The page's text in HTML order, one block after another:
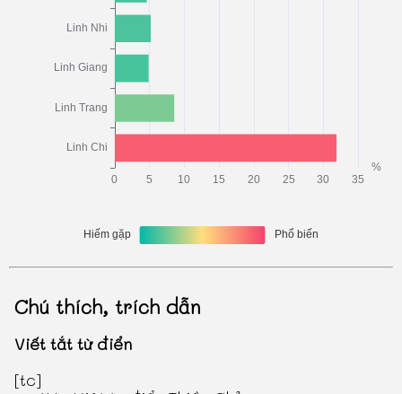
Chú thích, trích dẫn
Viết tắt từ điển
[tc]